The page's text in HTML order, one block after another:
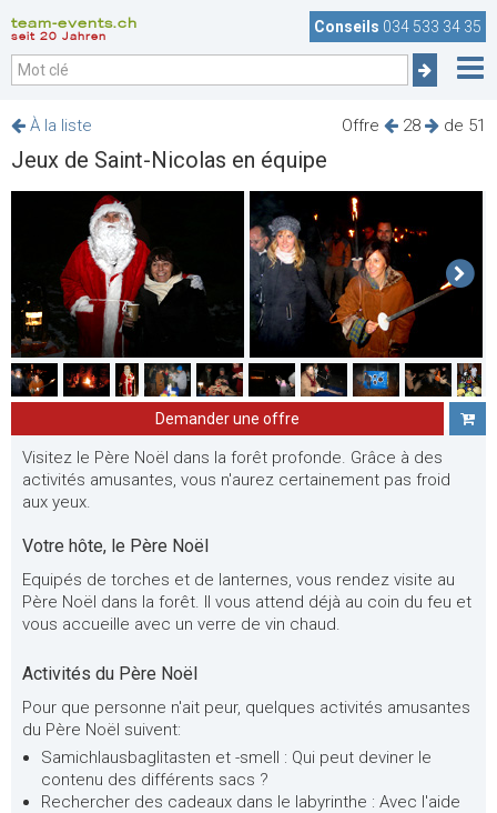
team-events.ch
seit 20 Jahren
Conseils 034 533 34 35
Offre 28 de 51
À la liste
Jeux de Saint-Nicolas en équipe
Demander une offre
Visitez le Père Noël dans la forêt profonde. Grâce à des
activités amusantes, vous n'aurez certainement pas froid
aux yeux.
Votre hôte, le Père Noël
Equipés de torches et de lanternes, vous rendez visite au
Père Noël dans la forêt. Il vous attend déjà au coin du feu et
vous accueille avec un verre de vin chaud.
Activités du Père Noël
Pour que personne n'ait peur, quelques activités amusantes
du Père Noël suivent:
Samichlausbaglitasten et -smell : Qui peut deviner le
contenu des différents sacs ?
Rechercher des cadeaux dans le labyrinthe : Avec l'aide